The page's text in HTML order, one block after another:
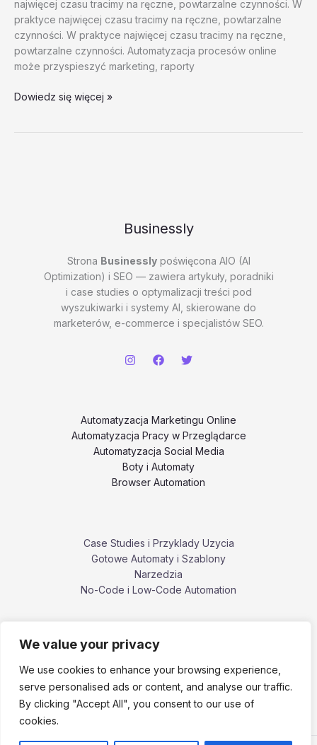
We value your privacy
We use cookies to enhance your browsing experience,
serve personalised ads or content, and analyse our traffic.
By clicking "Accept All", you consent to our use of
cookies.
najwięcej czasu tracimy na ręczne, powtarzalne czynności. W
praktyce najwięcej czasu tracimy na ręczne, powtarzalne
czynności. W praktyce najwięcej czasu tracimy na ręczne,
powtarzalne czynności. Automatyzacja procesów online
może przyspieszyć marketing, raporty
Automaty
Dowiedz się więcej »
Businessly
Strona Businesslypoświęcona AIO (AI
Optimization) i SEO — zawiera artykuły, poradniki
i case studies o optymalizacji treści pod
wyszukiwarki i systemy AI, skierowane do
marketerów, e-commerce i specjalistów SEO.
Automatyzacja Marketingu Online
Automatyzacja Pracy w Przeglądarce
Automatyzacja Social Media
Boty i Automaty
Browser Automation
Case Studies i Przyklady Uzycia
Gotowe Automaty i Szablony
Narzedzia
No-Code i Low-Code Automation
Poradniki i Tutoriale
Porownania i Alternatywy Narzedzi
Problemy, Bledy i Ograniczenia
ZennoPoster i ekosystem ZennoLab